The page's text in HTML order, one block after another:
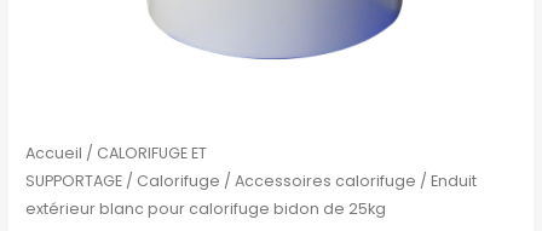
Accueil / CALORIFUGE ET
SUPPORTAGE / Calorifuge /Accessoires calorifuge / Enduit
extérieur blanc pour calorifuge bidon de 25kg